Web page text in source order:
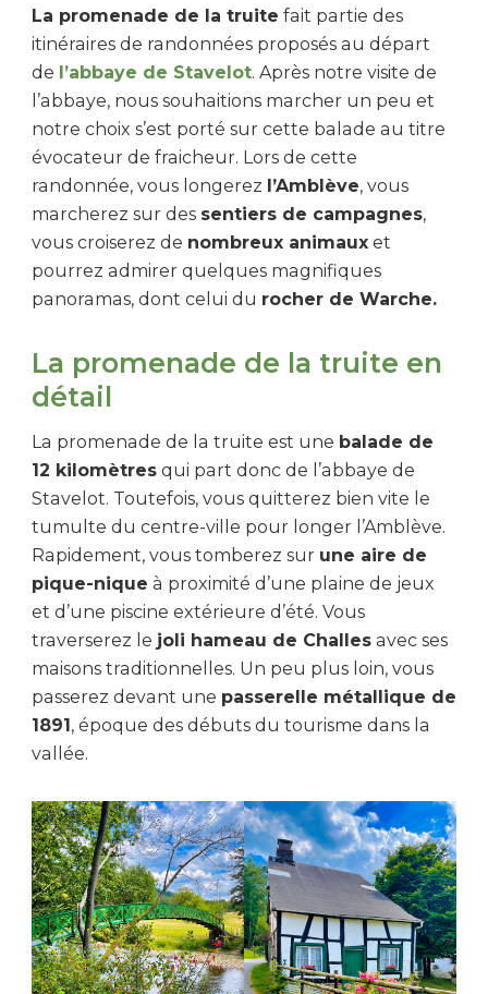
La promenade de la truite fait partie des
itinéraires de randonnées proposés au départ
de l’abbaye de Stavelot. Après notre visite de
l’abbaye, nous souhaitions marcher un peu et
notre choix s’est porté sur cette balade au titre
évocateur de fraicheur. Lors de cette
randonnée, vous longerez l’Amblève, vous
marcherez sur des sentiers de campagnes,
vous croiserez de nombreux animaux et
pourrez admirer quelques magnifiques
panoramas, dont celui du rocher de Warche.
La promenade de la truite en
détail
La promenade de la truite est une balade de
12 kilomètres qui part donc de l’abbaye de
Stavelot. Toutefois, vous quitterez bien vite le
tumulte du centre-ville pour longer l’Amblève.
Rapidement, vous tomberez sur une aire de
pique-nique à proximité d’une plaine de jeux
et d’une piscine extérieure d’été. Vous
traverserez le joli hameau de Challes avec ses
maisons traditionnelles. Un peu plus loin, vous
passerez devant une passerelle métallique de
1891, époque des débuts du tourisme dans la
vallée.